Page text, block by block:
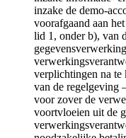
inzake de demo-
voorafgaand aan
lid 1, onder b), van
verplichtingen na te
van de regelgeving
voor zover de
voortvloeien uit de